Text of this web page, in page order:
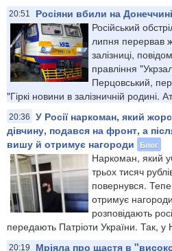
20:51
Росіяни вбили на
Російський
липня перервав
залізниці,
правління
Перцовський,
"Гіркі новини в залізничній родині.
20:36
У Росії наркоман, який
дівчину, подався на фронт, а
вишу й отримує нагороди
Блог
Наркоман, який
трьох тисяч
повернувся.
отримує
розповідають
передають Патріоти України. Так, у
20:19
Мріяла про щастя в